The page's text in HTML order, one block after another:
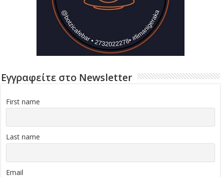
Εγγραφείτε στο Newsletter
First name
Last name
Email